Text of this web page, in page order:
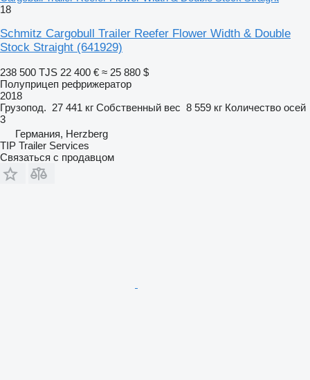
18
Schmitz Cargobull Trailer Reefer Flower Width & Double
Stock Straight (641929)
238 500 TJS 22 400 € ≈ 25 880 $
Полуприцеп рефрижератор
2018
Грузопод. 27 441 кг Собственный вес 8 559 кг Количество осей
3
Германия, Herzberg
TIP Trailer Services
Связаться с продавцом